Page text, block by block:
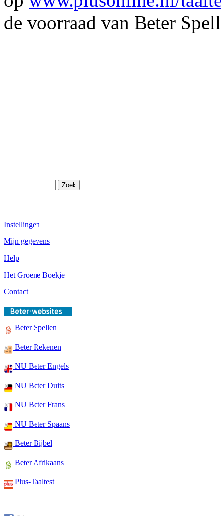
de voorraad van Beter
Instellingen
Mijn gegevens
Help
Het Groene Boekje
Contact
Beter Spellen
Beter Rekenen
NU Beter Engels
NU Beter Duits
NU Beter Frans
NU Beter Spaans
Beter Bijbel
Beter Afrikaans
Plus-Taaltest